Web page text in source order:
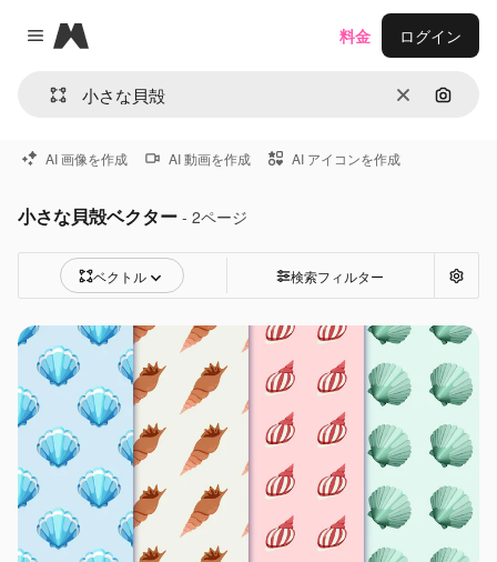
Close menu
Magnific
消去 画像で
料金 ログイン
AI 画像を作成 AI 動画を作成 AI アイコンを作成
小さな貝殻ベクター - 2ページ
ベクトル 検索フィルター